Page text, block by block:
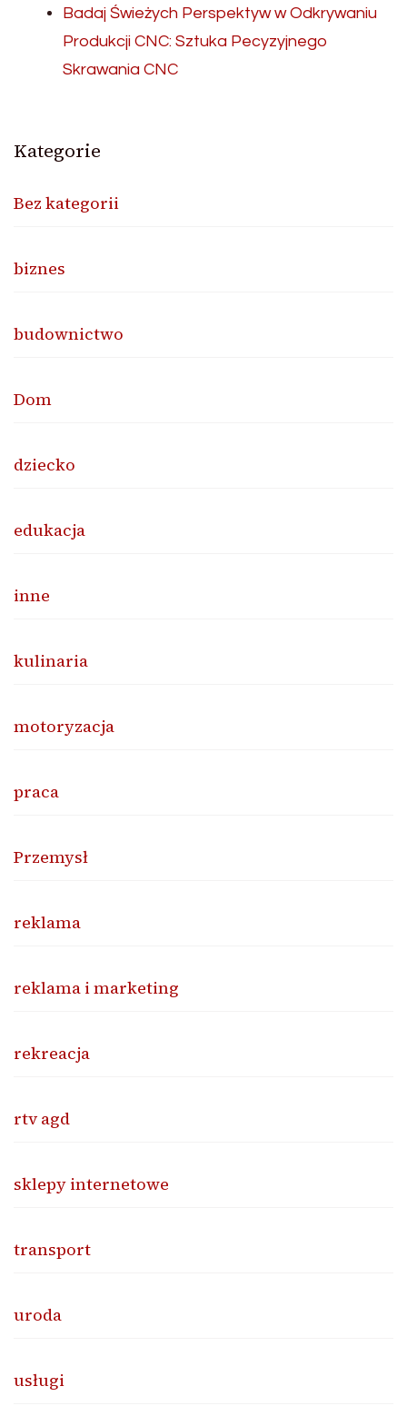
Badaj Świeżych Perspektyw w Odkrywaniu
Produkcji CNC: Sztuka Pecyzyjnego
Skrawania CNC
Kategorie
Bez kategorii
biznes
budownictwo
Dom
dziecko
edukacja
inne
kulinaria
motoryzacja
praca
Przemysł
reklama
reklama i marketing
rekreacja
rtv agd
sklepy internetowe
transport
uroda
usługi